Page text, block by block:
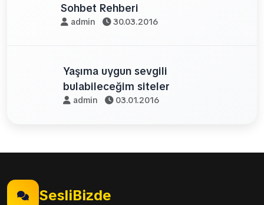
Sohbet Rehberi
admin 30.03.2016
Yaşıma uygun sevgili
bulabileceğim siteler
admin 03.01.2016
SesliBizde